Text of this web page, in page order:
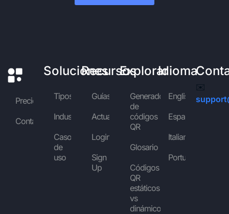
Precios
Contáctanos
Soluciones
Tipos
Industrias
Casos
de
uso
Recursos
Guías
Actualidad
Login
Sign
Up
Explorar
Generador
de
códigos
QR
Glosario
Códigos
QR
estáticos
vs
dinámicos
Idioma
English
Español
Italiano
Português
✉️